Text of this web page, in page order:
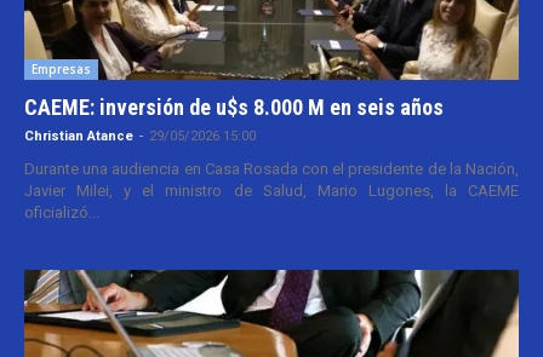
Empresas
CAEME: inversión de u$s 8.000 M en seis años
Christian Atance - 29/05/2026 15:00
Durante una audiencia en Casa Rosada con el presidente de la Nación,
Javier Milei, y el ministro de Salud, Mario Lugones, la CAEME
oficializó...